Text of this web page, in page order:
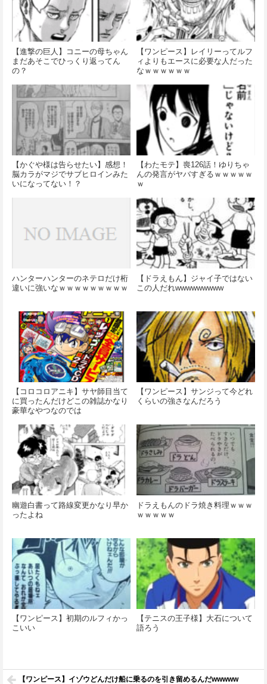
【進撃の巨人】コニーの母ちゃん
まだあそこでひっくり返ってん
の？
【ワンピース】レイリーってルフ
ィよりもエースに必要な人だった
なｗｗｗｗｗｗ
【かぐや様は告らせたい】感想！
脳カラがマジでサブヒロインみた
いになってない！？
【わたモテ】喪126話！ゆりちゃ
んの発言がヤバすぎるｗｗｗｗｗ
ｗ
ハンターハンターのネテロだけ桁
違いに強いなｗｗｗｗｗｗｗｗｗ
【ドラえもん】ジャイ子ではない
この人だれwwwwwwwww
【コロコロアニキ】サヤ師目当て
に買ったんだけどこの雑誌かなり
豪華なやつなのでは
【ワンピース】サンジって今どれ
くらいの強さなんだろう
幽遊白書って路線変更かなり早か
ったよね
ドラえもんのドラ焼き料理ｗｗｗ
ｗｗｗｗｗ
【ワンピース】初期のルフィかっ
こいい
【テニスの王子様】大石について
語ろう
【ワンピース】イゾウどんだけ船に乗るのを引き留めるんだwwwww